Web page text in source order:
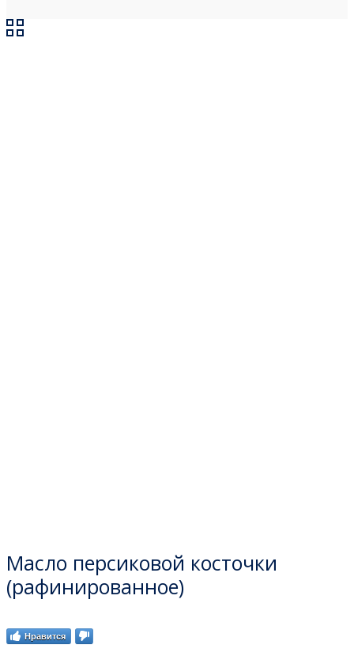
Масло персиковой косточки
(рафинированное)
Нравится